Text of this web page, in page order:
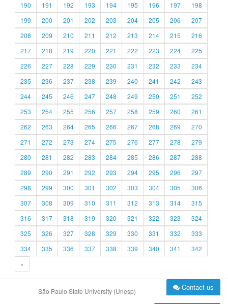
190
191 192 193 194 195 196 197
198
199
200 201 202 203 204 205 206
207
208
209 210 211 212 213 214 215
216
217
218 219 220 221 222 223 224
225
226
227 228 229 230 231 232 233
234
235
236 237 238 239 240 241 242
243
244
245 246 247 248 249 250 251
252
253
254 255 256 257 258 259 260
261
262
263 264 265 266 267 268 269
270
271
272 273 274 275 276 277 278
279
280
281 282 283 284 285 286 287
288
289
290 291 292 293 294 295 296
297
298
299 300 301 302 303 304 305
306
307
308 309 310 311 312 313 314
315
316
317 318 319 320 321 322 323
324
325
326 327 328 329 330 331 332
333
334
335 336 337 338 339 340 341
342
»
São Paulo State University (Unesp) Contact us